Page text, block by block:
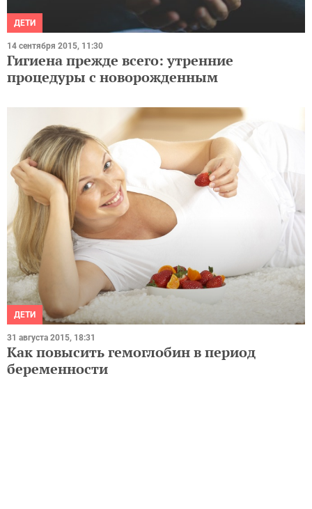
ДЕТИ
14 сентября 2015, 11:30
Гигиена прежде всего: утренние
процедуры с новорожденным
ДЕТИ
31 августа 2015, 18:31
Как повысить гемоглобин в период
беременности